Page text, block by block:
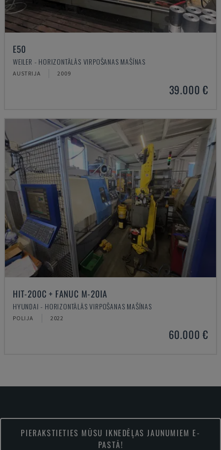
E50
WEILER - HORIZONTĀLĀS VIRPOŠANAS MAŠĪNAS
AUSTRIJA 2009
39.000 €
HIT-200C + FANUC M-20IA
HYUNDAI - HORIZONTĀLĀS VIRPOŠANAS MAŠĪNAS
POLIJA 2022
60.000 €
PIERAKSTIETIES MŪSU IKNEDĒĻAS JAUNUMIEM E-
PASTĀ!